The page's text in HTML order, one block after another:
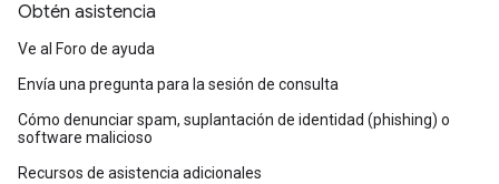
Obtén asistencia
Ve al Foro de ayuda
Envía una pregunta para la sesión de consulta
Cómo denunciar spam, suplantación de identidad (phishing) o
software malicioso
Recursos de asistencia adicionales